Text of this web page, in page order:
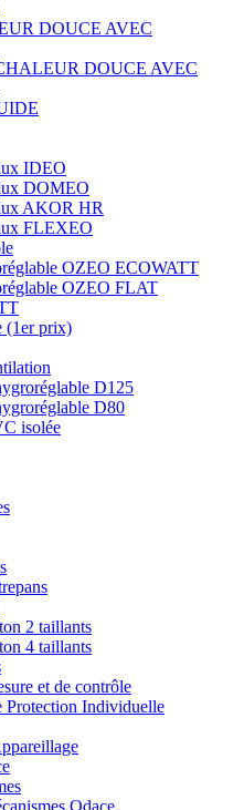
DOUCE AVEC
DOUCE AVEC
IDEO
DOMEO
AKOR HR
FLEXEO
OZEO ECOWATT
OZEO FLAT
(1er prix)
D125
D80
isolée
2 taillants
4 taillants
et de contrôle
Protection Individuelle
Odace